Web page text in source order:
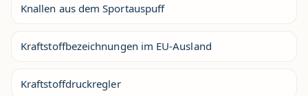
Knallen aus dem Sportauspuff
Kraftstoffbezeichnungen im EU-Ausland
Kraftstoffdruckregler